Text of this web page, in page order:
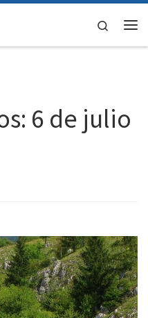
Search
6 de julio
y llega el momento de